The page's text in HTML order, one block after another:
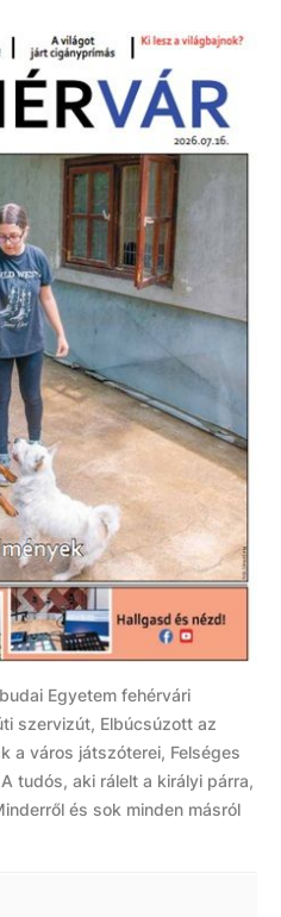
Egyetem fehérvári
szervizút, Elbúcsúzott az
a város játszóterei, Felséges
tudós, aki rálelt a királyi párra,
és sok minden másról